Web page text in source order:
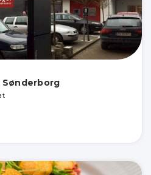
Sønderborg